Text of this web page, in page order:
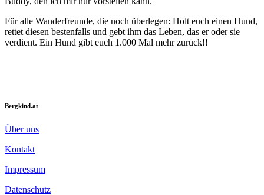
Für alle Wanderfreunde, die noch überlegen: Holt euch einen Hund,
rettet diesen bestenfalls und gebt ihm das Leben, das er oder sie
verdient. Ein Hund gibt euch 1.000 Mal mehr zurück!!
Bergkind.at
Über uns
Kontakt
Impressum
Datenschutz